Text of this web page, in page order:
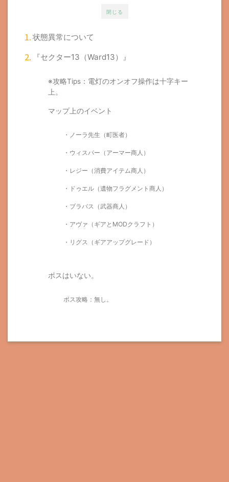
閉じる
状態異常について
『セクター13（Ward13）』
※攻略Tips：電灯のオンオフ操作は十字キー
上。
マップ上のイベント
・ノーラ先生（町医者）
・ウィスパー（アーマー商人）
・レジー（消費アイテム商人）
・ドゥエル（遺物フラグメント商人）
・ブラバス（武器商人）
・アヴァ（ギアとMODクラフト）
・リグス（ギアアップグレード）
ボスはいない。
ボス攻略：無し。